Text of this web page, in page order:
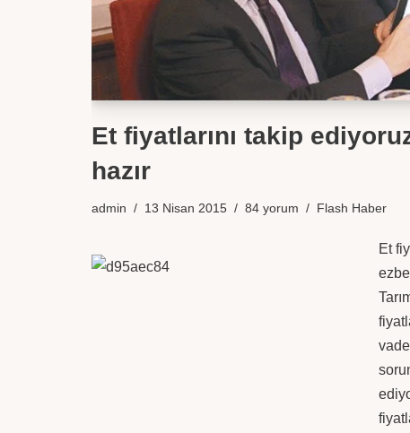
Et fiyatlarını takip
hazır
admin 13 Nisan 2015 84 yorum Flash Haber
Et